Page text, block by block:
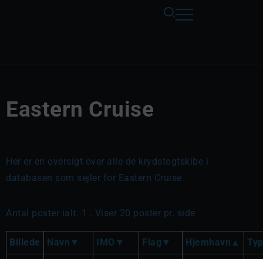
Eastern Cruise
Her er en oversigt over alle de krydstogtskibe i
databasen som sejler for Eastern Cruise.
Antal poster ialt: 1 . Viser 20 poster pr. side
Billede Navn IMO Flag Hjemhavn